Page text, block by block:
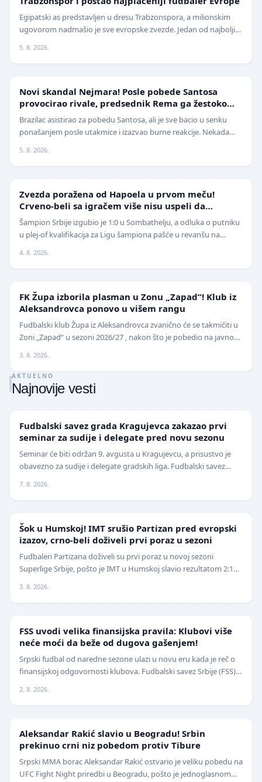
Egipatski as predstavljen u dresu Trabzonspora, a milionskim
ugovorom nadmašio je sve evropske zvezde. Jedan od najboljih
5. 8. 2026.
Novi skandal Nejmara! Posle pobede Santosa
provocirao rivale, predsednik Rema ga žestoko
isprozivao: "Bitanga i klovn!" (VIDEO)
Brazilac asistirao za pobedu Santosa, ali je sve bacio u senku
ponašanjem posle utakmice i izazvao burne reakcije. Nekada
5. 8. 2026.
Zvezda poražena od Hapoela u prvom meču!
Crveno-beli sa igračem više nisu uspeli da
izbegnu poraz
Šampion Srbije izgubio je 1:0 u Sombathelju, a odluka o putniku
u plej-of kvalifikacija za Ligu šampiona pašće u revanšu na
4. 8. 2026.
NIŽE LIGE
FK Župa izborila plasman u Zonu „Zapad“! Klub iz
Aleksandrovca ponovo u višem rangu
Fudbalski klub Župa iz Aleksandrovca zvanično će se takmičiti u
Zoni „Zapad“ u sezoni 2026/27 , nakon što je pobedio na javnom
3. 8. 2026.
AKTUELNO
Najnovije vesti
Fudbalski savez grada Kragujevca zakazao prvi
seminar za sudije i delegate pred novu sezonu
Seminar će biti održan 9. avgusta u Kragujevcu, a prisustvo je
obavezno za sudije i delegate gradskih liga. Fudbalski savez
7. 8. 2026.
SUPERLIGA
Šok u Humskoj! IMT srušio Partizan pred evropski
izazov, crno-beli doživeli prvi poraz u sezoni
Fudbaleri Partizana doživeli su prvi poraz u novoj sezoni
Superlige Srbije, pošto je IMT u Humskoj slavio rezultatom 2:1
3. 8. 2026.
FSS uvodi velika finansijska pravila: Klubovi više
neće moći da beže od dugova gašenjem!
Srpski fudbal od naredne sezone ulazi u novu eru kada je reč o
finansijskoj odgovornosti klubova. Fudbalski savez Srbije (FSS)
2. 8. 2026.
Aleksandar Rakić slavio u Beogradu! Srbin
prekinuo crni niz pobedom protiv Tibure
Srpski MMA borac Aleksandar Rakić ostvario je veliku pobedu na
UFC Fight Night priredbi u Beogradu, pošto je jednoglasnom